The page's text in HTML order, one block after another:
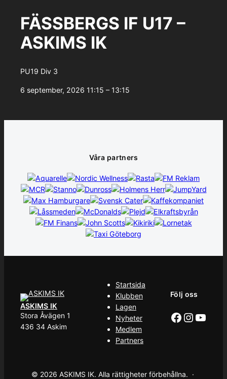
FÄSSBERGS IF U17 –
ASKIMS IK
PU19 Div 3
6 september, 2026 11:15 – 13:15
Våra partners
ASKIMS IK
Stora Åvägen 1
436 34 Askim
Startsida
Klubben
Lagen
Nyheter
Medlem
Partners
Följ oss
Facebook
© 2026 ASKIMS IK. Alla rättigheter förbehållna. ·